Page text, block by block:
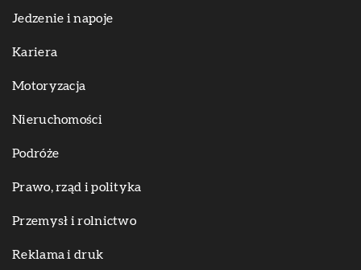
Jedzenie i napoje
Kariera
Motoryzacja
Nieruchomości
Podróże
Prawo, rząd i polityka
Przemysł i rolnictwo
Reklama i druk